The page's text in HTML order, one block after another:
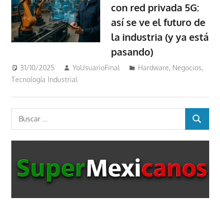
en
chino
con red privada 5G:
así se ve el futuro de
la industria (y ya está
pasando)
31/10/2025 YoUsuarioFinal Hardware, Negocios,
Tecnología Industrial
Buscar:
BUSCAR